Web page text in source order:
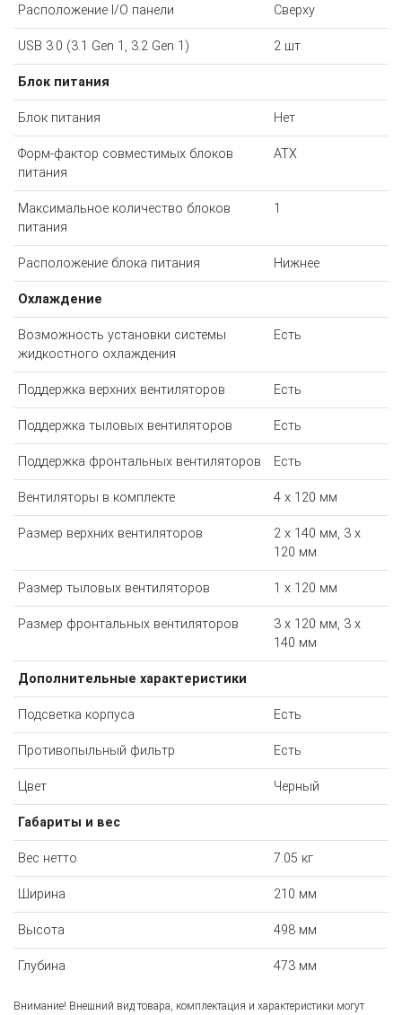
Расположение I/O панели Сверху
USB 3.0 (3.1 Gen 1, 3.2 Gen 1) 2 шт
Блок питания
Блок питания Нет
Форм-фактор совместимых блоков
питания
ATX
Максимальное количество блоков
питания
1
Расположение блока питания Нижнее
Охлаждение
Возможность установки системы
жидкостного охлаждения
Есть
Поддержка верхних вентиляторов Есть
Поддержка тыловых вентиляторов Есть
Поддержка фронтальных вентиляторов Есть
Вентиляторы в комплекте 4 x 120 мм
Размер верхних вентиляторов
2 x 140 мм, 3 x
120 мм
Размер тыловых вентиляторов 1 x 120 мм
Размер фронтальных вентиляторов
3 x 120 мм, 3 x
140 мм
Дополнительные характеристики
Подсветка корпуса Есть
Противопыльный фильтр Есть
Цвет Черный
Габариты и вес
Вес нетто 7.05 кг
Ширина 210 мм
Высота 498 мм
Глубина 473 мм
Внимание! Внешний вид товара, комплектация и характеристики могут